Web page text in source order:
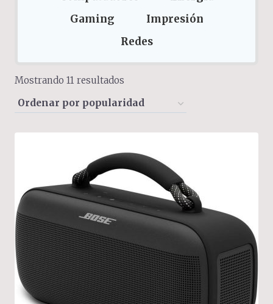
Gaming
Impresión
Redes
Mostrando 11 resultados
by
popularity